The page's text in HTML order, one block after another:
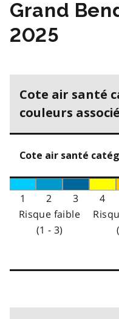
Grand
2025
Cote air santé
couleurs
Cote air santé
1 2 3 4
Risque faible
(1 - 3)